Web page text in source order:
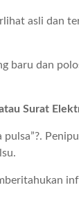
asli dan
baru dan
Surat